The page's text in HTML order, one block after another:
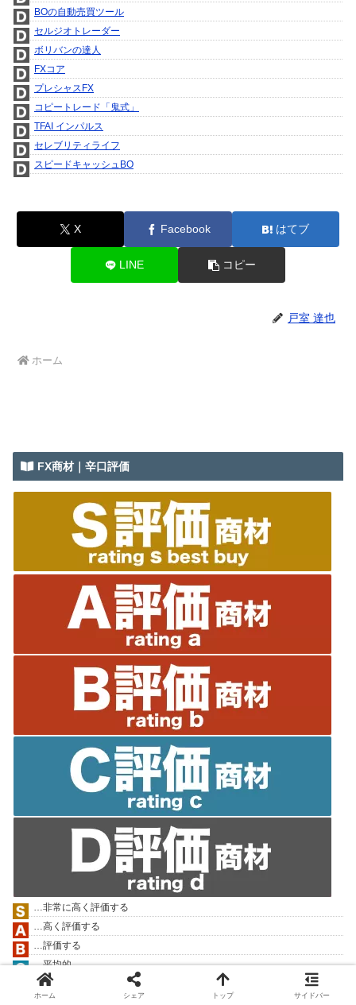
BOの自動売買ツール
セルジオトレーダー
ボリバンの達人
FXコア
プレシャスFX
コピートレード「鬼式」
TFAI インパルス
セレブリティライフ
スピードキャッシュBO
X Facebook はてブ
LINE コピー
戸室 達也
ホーム
FX商材｜辛口評価
…非常に高く評価する
…高く評価する
…評価する
…平均的
…低品質・粗悪
ホーム シェア トップ サイドバー